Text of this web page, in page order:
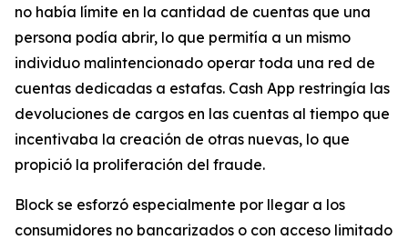
no había límite en la cantidad de cuentas que una
persona podía abrir, lo que permitía a un mismo
individuo malintencionado operar toda una red de
cuentas dedicadas a estafas. Cash App restringía las
devoluciones de cargos en las cuentas al tiempo que
incentivaba la creación de otras nuevas, lo que
propició la proliferación del fraude.
Block se esforzó especialmente por llegar a los
consumidores no bancarizados o con acceso limitado